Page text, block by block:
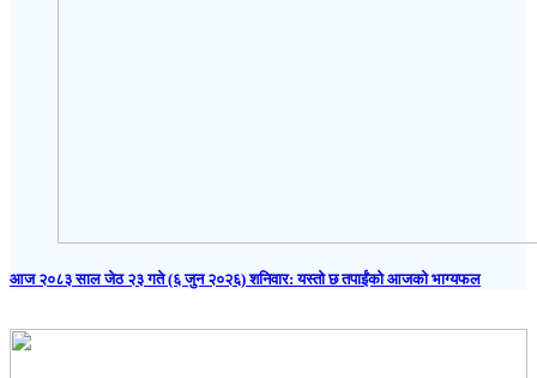
आज २०८३ साल जेठ २३ गते (६ जुन २०२६) शनिवार: यस्तो छ तपाईंको आजको भाग्यफल